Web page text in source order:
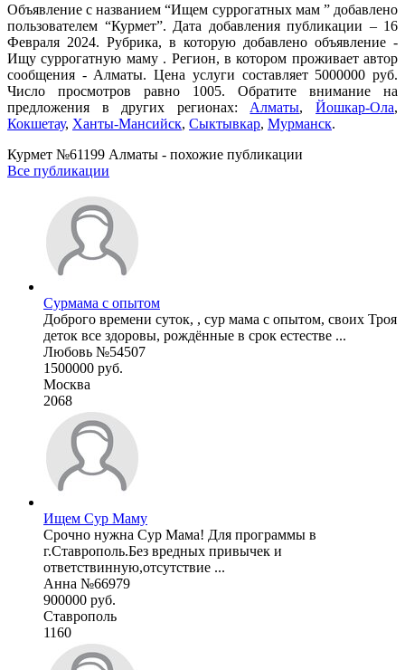
Объявление с названием “Ищем суррогатных мам ” добавлено
пользователем “Курмет”. Дата добавления публикации – 16
Февраля 2024. Рубрика, в которую добавлено объявление -
Ищу суррогатную маму . Регион, в котором проживает автор
сообщения - Алматы. Цена услуги составляет 5000000 руб.
Число просмотров равно 1005. Обратите внимание на
предложения в других регионах: Алматы,Йошкар-Ола,
Кокшетау, Ханты-Мансийск, Сыктывкар, Мурманск.
Курмет №61199 Алматы - похожие публикации
Все публикации
Сурмама с опытом
Доброго времени суток, , сур мама с опытом, своих Троя
деток все здоровы, рождённые в срок естестве ...
Любовь №54507
1500000 руб.
Москва
2068
Ищем Сур Маму
Срочно нужна Сур Мама! Для программы в
г.Ставрополь.Без вредных привычек и
ответствинную,отсутствие ...
Анна №66979
900000 руб.
Ставрополь
1160